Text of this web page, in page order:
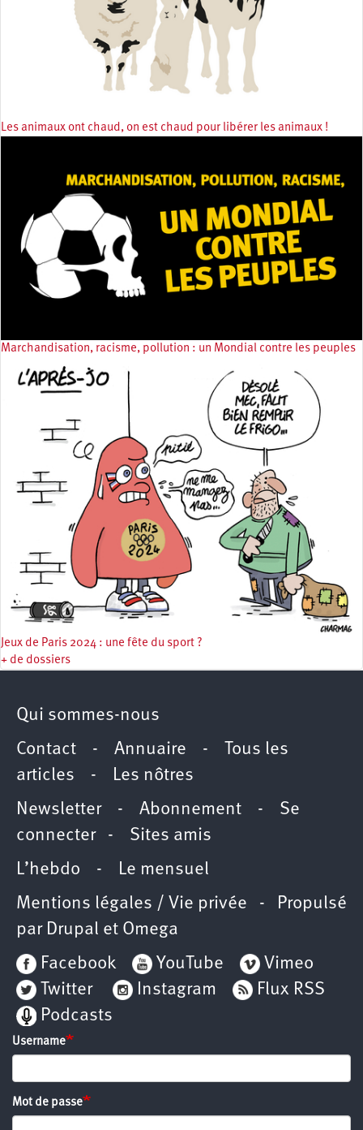
Les animaux ont chaud, on est chaud pour libérer les animaux !
Marchandisation, racisme, pollution : un Mondial contre les peuples
Jeux de Paris 2024 : une fête du sport ?
+ de dossiers
Qui sommes-nous
Contact - Annuaire -
Tous les
articles - Les nôtres
Newsletter- Abonnement - Se
connecter- Sites amis
L’hebdo - Le mensuel
Mentions légales / Vie privée - Propulsé
par Drupal et Omega
Facebook
YouTube
Vimeo
Twitter
Instagram
Flux RSS
Podcasts
Username
Mot de passe